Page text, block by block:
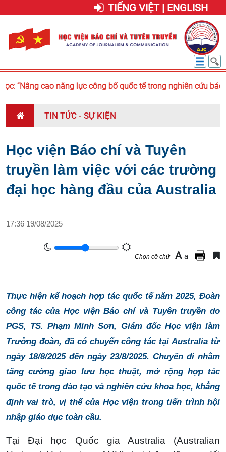
TIẾNG VIỆT | ENGLISH
“Nâng cao năng lực công bố quốc tế trong nghiên cứu
TIN TỨC - SỰ KIỆN
Học viện Báo chí và Tuyên
truyền làm việc với các trường
đại học hàng đầu của Australia
17:36 19/08/2025
Chọn cỡ chữ A a
Thực hiện kế hoạch hợp tác quốc tế năm 2025, Đoàn
công tác của Học viện Báo chí và Tuyên truyền do
PGS, TS. Phạm Minh Sơn, Giám đốc Học viện làm
Trưởng đoàn, đã có chuyến công tác tại Australia từ
ngày 18/8/2025 đến ngày 23/8/2025. Chuyến đi nhằm
tăng cường giao lưu học thuật, mở rộng hợp tác
quốc tế trong đào tạo và nghiên cứu khoa học, khẳng
định vai trò, vị thế của Học viện trong tiến trình hội
nhập giáo dục toàn cầu.
Tại Đại học Quốc gia Australia (Australian